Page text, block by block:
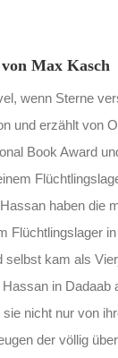
Max Kasch
wenn Sterne
und erzählt von
Book Award
haben die
Flüchtlingslager
selbst kam als
in Dadaab
nicht nur von
der völlig